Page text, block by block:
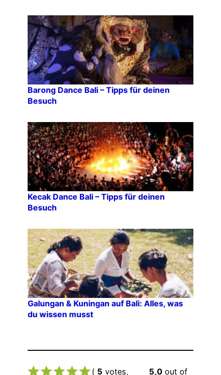
Barong Dance Bali – Tipps für deinen
Besuch
Kecak Dance Bali – Tipps für deinen
Besuch
Galungan & Kuningan auf Bali: Alles, was
du wissen musst
( 5 votes,
5,0 out of